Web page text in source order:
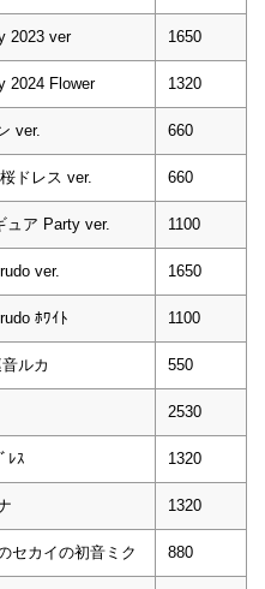
2023 ver 1650
2024 Flower 1320
ver. 660
ドレス ver. 660
ュア Party ver. 1100
ver. 1650
ﾎﾜｲﾄ 1100
ルカ 550
2530
ﾚｽ 1320
1320
セカイの初音ミク 880